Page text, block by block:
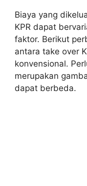
Biaya yang
KPR dapat
faktor. Berikut
antara take over
konvensional.
merupakan
dapat berbeda.